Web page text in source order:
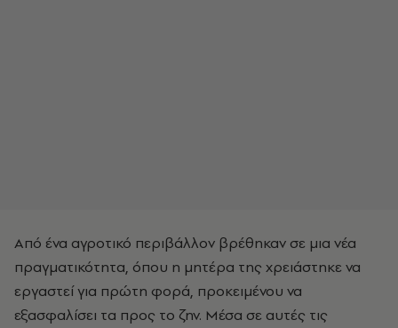
Από ένα αγροτικό περιβάλλον βρέθηκαν σε μια νέα
πραγματικότητα, όπου η μητέρα της χρειάστηκε να
εργαστεί για πρώτη φορά, προκειμένου να
εξασφαλίσει τα προς το ζην. Μέσα σε αυτές τις